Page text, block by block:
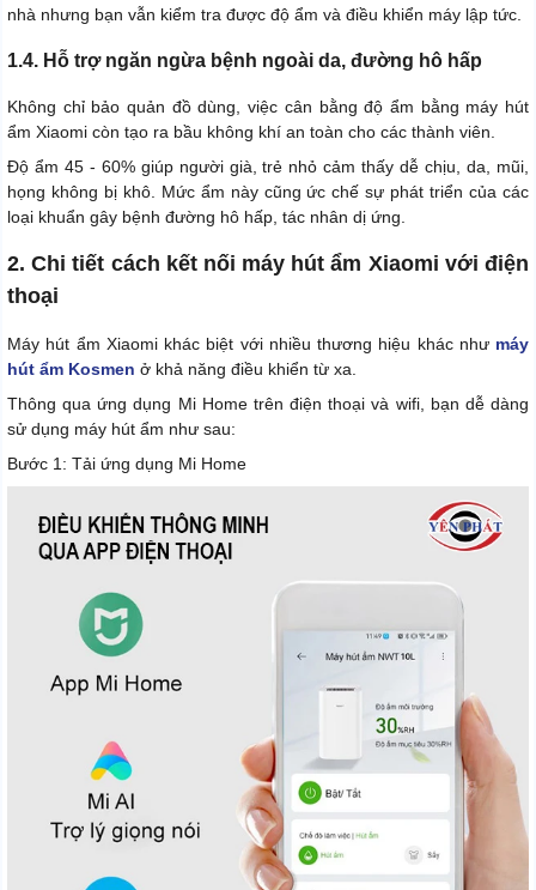
nhà nhưng bạn vẫn kiểm tra được độ ẩm và điều khiển máy lập tức.
1.4. Hỗ trợ ngăn ngừa bệnh ngoài da, đường hô hấp
Không chỉ bảo quản đồ dùng, việc cân bằng độ ẩm bằng máy hút
ẩm Xiaomi còn tạo ra bầu không khí an toàn cho các thành viên.
Độ ẩm 45 - 60% giúp người già, trẻ nhỏ cảm thấy dễ chịu, da, mũi,
họng không bị khô. Mức ẩm này cũng ức chế sự phát triển của các
loại khuẩn gây bệnh đường hô hấp, tác nhân dị ứng.
2. Chi tiết cách kết nối máy hút ẩm Xiaomi với điện
thoại
Máy hút ẩm Xiaomi khác biệt với nhiều thương hiệu khác như máy
hút ẩm Kosmen ở khả năng điều khiển từ xa.
Thông qua ứng dụng Mi Home trên điện thoại và wifi, bạn dễ dàng
sử dụng máy hút ẩm như sau:
Bước 1: Tải ứng dụng Mi Home